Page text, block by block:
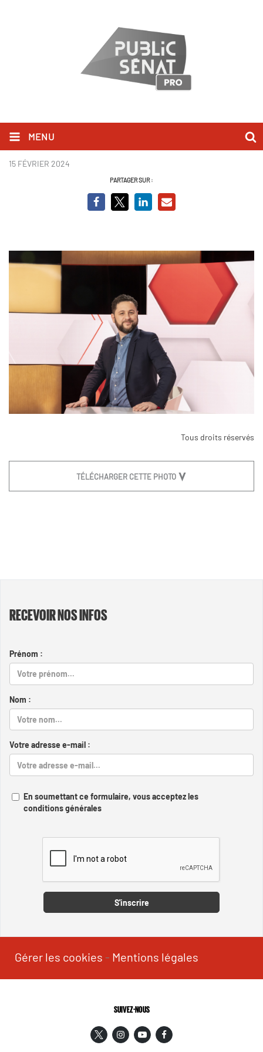
MENU
Azzeddine (2).jpg
15 FÉVRIER 2024
PARTAGER SUR :
Tous droits réservés
TÉLÉCHARGER CETTE PHOTO
RECEVOIR NOS INFOS
Prénom :
Nom :
Votre adresse e-mail :
En soumettant ce formulaire, vous acceptez les
conditions générales
S'inscrire
Gérer les cookies - Mentions légales
SUIVEZ-NOUS